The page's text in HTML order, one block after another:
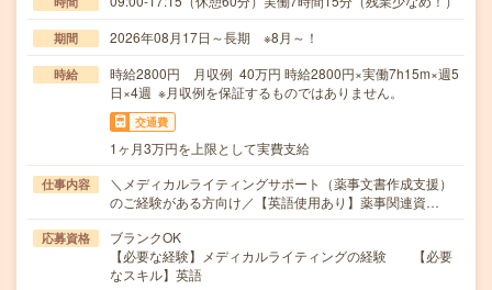
期間 2026年08月17日～長期 ※8月～！
時給
時給2800円 月収例 40万円 時給2800円×実働7h15m×週5
日×4週 ※月収例を保証するものではありません。
交通費
1ヶ月3万円を上限として実費支給
仕事内容
＼メディカルライティングサポート（薬事文書作成支援）
のご経験がある方向け／【英語使用あり】薬事関連資…
応募資格
ブランクOK
【必要な経験】メディカルライティングの経験 【必要
なスキル】英語